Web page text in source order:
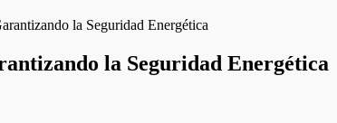
la Seguridad Energética
la Seguridad Energética